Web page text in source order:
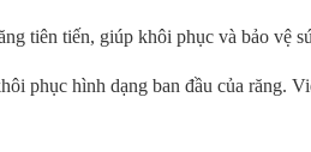
tiên tiến, giúp khôi phục và bảo vệ
phục hình dạng ban đầu của răng.